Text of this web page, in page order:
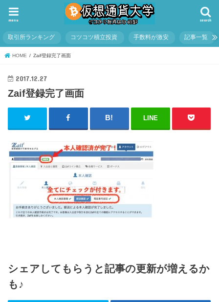
search
menu
取引所ランキング コツコツ積立投資 手数料が激安 記事一覧
HOME Zaif登録完了画面
2017.12.27
Zaif登録完了画面
LINE
シェアしてもらうと記事の更新が増えるか
も♪